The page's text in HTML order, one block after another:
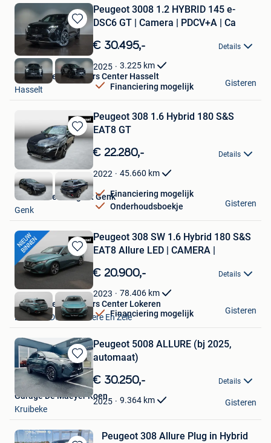
Bewaren
in
Mijn
Favorieten
Peugeot 3008 1.2 HYBRID 145 e-
DSC6 GT | Camera | PDCV+A | Ca
€ 30.495,- Details
2025 3.225 km
Financiering mogelijk
Van Mossel Used Cars Center Hasselt
Hasselt
Gisteren
Bewaren
in
Mijn
Favorieten
Peugeot 308 1.6 Hybrid 180 S&S
EAT8 GT
€ 22.280,- Details
2022 45.660 km
Financiering mogelijk
Onderhoudsboekje
Van Mossel Peugeot Genk
Genk
Gisteren
Bewaren
in
Mijn
Favorieten
Peugeot 308 SW 1.6 Hybrid 180 S&S
EAT8 Allure LED | CAMERA |
€ 20.900,- Details
2023 78.406 km
Financiering mogelijk
Van Mossel Used Cars Center Lokeren
Lokeren+Deel Overmere En Zele
Gisteren
Bewaren
in
Mijn
Favorieten
Peugeot 5008 ALLURE (bj 2025,
automaat)
€ 30.250,- Details
2025 9.364 km
Garage De Maeyer Koen
Kruibeke
Gisteren
Peugeot 308 Allure Plug in Hybrid